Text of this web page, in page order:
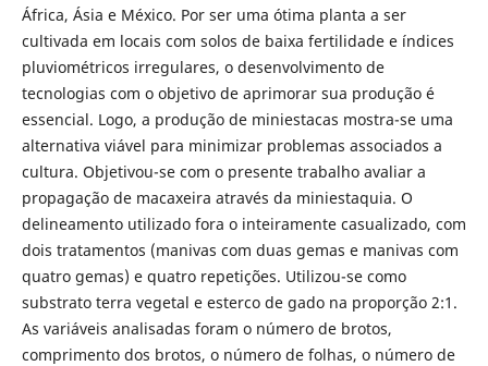
África, Ásia e México. Por ser uma ótima planta a ser
cultivada em locais com solos de baixa fertilidade e índices
pluviométricos irregulares, o desenvolvimento de
tecnologias com o objetivo de aprimorar sua produção é
essencial. Logo, a produção de miniestacas mostra-se uma
alternativa viável para minimizar problemas associados a
cultura. Objetivou-se com o presente trabalho avaliar a
propagação de macaxeira através da miniestaquia. O
delineamento utilizado fora o inteiramente casualizado, com
dois tratamentos (manivas com duas gemas e manivas com
quatro gemas) e quatro repetições. Utilizou-se como
substrato terra vegetal e esterco de gado na proporção 2:1.
As variáveis analisadas foram o número de brotos,
comprimento dos brotos, o número de folhas, o número de